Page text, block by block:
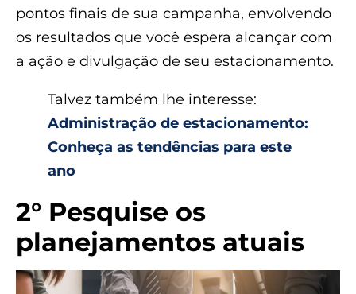
pontos finais de sua campanha, envolvendo
os resultados que você espera alcançar com
a ação e divulgação de seu estacionamento.
Talvez também lhe interesse:
Administração de estacionamento:
Conheça as tendências para este
ano
2° Pesquise os
planejamentos atuais